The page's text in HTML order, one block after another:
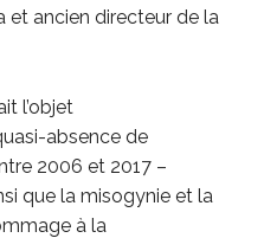
et ancien directeur de la
l’objet
absence de
2006 et 2017 –
que la misogynie et la
à la